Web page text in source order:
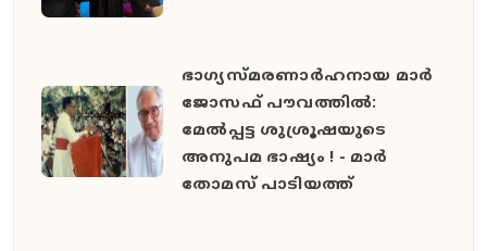
ഭാഗ്യസ്മരണാർഹനായ മാർ
ജോസഫ് പൗവത്തിൽ:
മേൽപ്പട്ട ശുശ്രൂഷയുടെ
അനുപമ ഭാഷ്യം ! - മാർ
തോമസ് പാടിയത്ത്